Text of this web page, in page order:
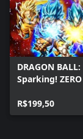
DRAGON BALL:
Sparking!
NEO
R$199,50